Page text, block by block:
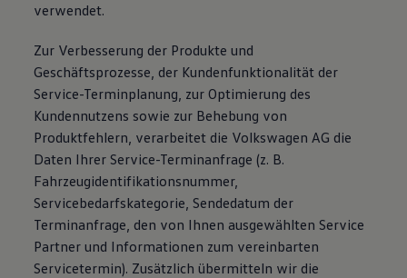
verwendet.
Zur Verbesserung der Produkte und
Geschäftsprozesse, der Kundenfunktionalität der
Service-Terminplanung, zur Optimierung des
Kundennutzens sowie zur Behebung von
Produktfehlern, verarbeitet die Volkswagen AG die
Daten Ihrer Service-Terminanfrage (z. B.
Fahrzeugidentifikationsnummer,
Servicebedarfskategorie, Sendedatum der
Terminanfrage, den von Ihnen ausgewählten Service
Partner und Informationen zum vereinbarten
Servicetermin). Zusätzlich übermitteln wir die